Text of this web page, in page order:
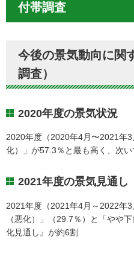
付帯調査
今後の景気動向に関
調査）
2020年度の景気状況
2020年度（2020年4月〜2021年
化）」が57.3％と最も高く、次
2021年度の景気見通し
2021年度（2021年4月～2022年
（悪化）」（29.7％）と「やや
化見通し』が約6割